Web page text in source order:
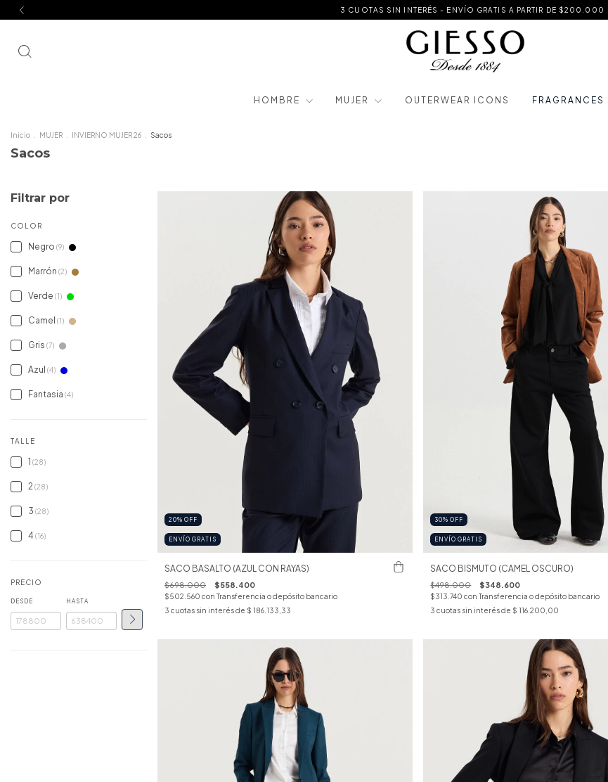
3 CUOTAS SIN INTERÉS - ENVÍO GRATIS A PARTIR DE $200.000
HOMBRE MUJER OUTERWEAR ICONS FRAGRANCES
Inicio MUJER INVIERNO MUJER 26 Sacos
Sacos
Filtrar por
COLOR
Negro (9)
Marrón (2)
Verde (1)
Camel (1)
Gris (7)
Azul (4)
Fantasia (4)
TALLE
1 (28)
2(28)
3 (28)
4 (16)
PRECIO
DESDE HASTA
20% OFF
ENVÍO GRATIS
SACO BASALTO (AZUL CON RAYAS)
$698.000 $558.400
$502.560 con Transferencia o depósito bancario
3 cuotas sin interés de $ 186.133,33
30%OFF
ENVÍO GRATIS
SACO BISMUTO (CAMEL OSCURO)
$498.000 $348.600
$313.740con Transferencia o depósito bancario
3 cuotas sin interés de $ 116.200,00